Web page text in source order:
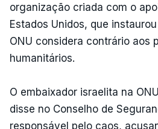
organização criada com o
Estados Unidos, que
ONU considera contrário aos
humanitários.
O embaixador israelita na
disse no Conselho de
responsável pelo caos,